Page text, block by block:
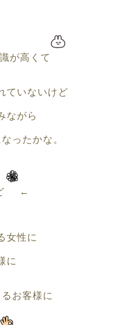
が高くて
ていないけど
ながら
ったかな。
←
女性に
に
お客様に